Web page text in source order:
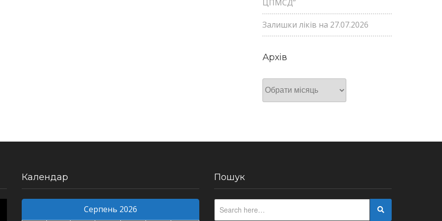
ЦПМСД”
Залишки ліків на 27.07.2026
Архів
Архів
Календар
Серпень 2026
Пошук